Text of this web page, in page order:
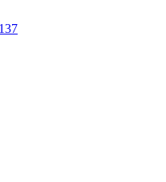
137